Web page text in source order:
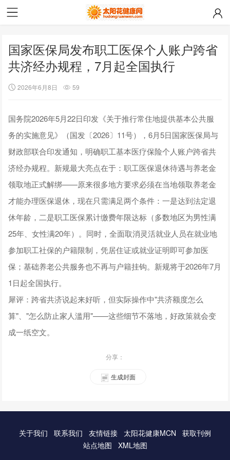
国家医保局发布职工医保个人账户跨省
共济经办规程，7月起全国执行
2026年6月8日 59
国务院2026年5月22日印发《关于推行常住地提供基本公共服
务的实施意见》（国发〔2026〕11号），6月5日国家医保局与
财政部联合印发通知，明确职工基本医疗保险个人账户跨省共
济经办规程。新规最大亮点在于：职工医保退休待遇与养老金
领取地正式解绑——原来很多地方要求必须在当地领取养老金
才能办理医保退休，现在只需满足两个条件：一是达到法定退
休年龄，二是职工医保累计缴费年限达标（多数地区为男性满
25年、女性满20年）。同时，全面取消灵活就业人员在就业地
参加职工社保的户籍限制，凭居住证或就业证明即可参加医
保；基础养老公共服务也不再与户籍挂钩。新规将于2026年7月
1日起全国执行。
犀评：跨省共济说起来好听，但实际操作中"共济额度怎么
算"、"怎么防止家人滥用"——这些细节不落地，好政策就会变
成一纸空文。
分享：
生成封面
关于我们 联系我们 友情链接 太阳花健康MCN
获取刊例
站点地图
XML地图